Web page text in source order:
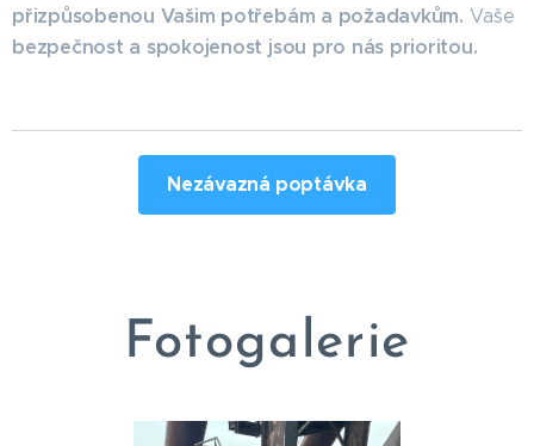
přizpůsobenou Vašim potřebám a požadavkům. Vaše
bezpečnost a spokojenost jsou pro nás prioritou.
Nezávazná poptávka
Fotogalerie